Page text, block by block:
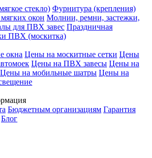
стекло) Фурнитура (крепления)
окон Молнии, ремни, застежки,
для ПВХ завес Праздничная
ПВХ (москитка)
окна Цены на москитные сетки Цены
Цены на ПВХ завесы Цены на
Цены на мобильные шатры Цены на
Бюджетным организациям Гарантия
Блог